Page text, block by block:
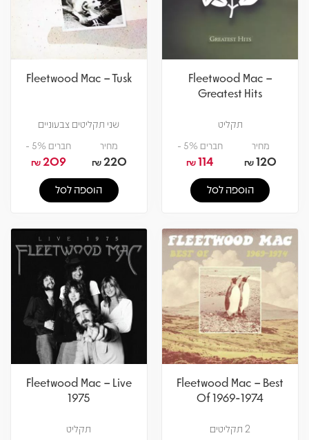
Fleetwood Mac –
Greatest Hits
תקליט
מחיר
120
₪
חברים 5% -
114
₪
הוספה לסל
Fleetwood Mac – Tusk
שני תקליטים צבעוניים
מחיר
220
₪
חברים 5% -
209
₪
הוספה לסל
Fleetwood Mac – Best
Of 1969-1974
2 תקליטים
Fleetwood Mac – Live
1975
תקליט